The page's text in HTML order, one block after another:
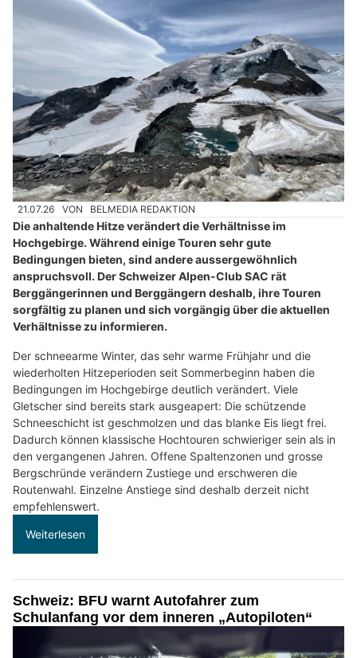
21.07.26 VON BELMEDIA REDAKTION
Die anhaltende Hitze verändert die Verhältnisse im
Hochgebirge. Während einige Touren sehr gute
Bedingungen bieten, sind andere aussergewöhnlich
anspruchsvoll. Der Schweizer Alpen-Club SAC rät
Berggängerinnen und Berggängern deshalb, ihre Touren
sorgfältig zu planen und sich vorgängig über die aktuellen
Verhältnisse zu informieren.
Der schneearme Winter, das sehr warme Frühjahr und die
wiederholten Hitzeperioden seit Sommerbeginn haben die
Bedingungen im Hochgebirge deutlich verändert. Viele
Gletscher sind bereits stark ausgeapert: Die schützende
Schneeschicht ist geschmolzen und das blanke Eis liegt frei.
Dadurch können klassische Hochtouren schwieriger sein als in
den vergangenen Jahren. Offene Spaltenzonen und grosse
Bergschründe verändern Zustiege und erschweren die
Routenwahl. Einzelne Anstiege sind deshalb derzeit nicht
empfehlenswert.
Weiterlesen
Schweiz: BFU warnt Autofahrer zum
Schulanfang vor dem inneren „Autopiloten“